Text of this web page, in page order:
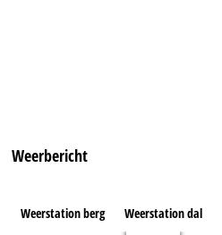
Weerbericht
Weerstation berg Weerstation dal